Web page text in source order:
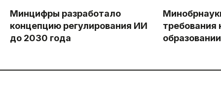
Минцифры разработало
концепцию регулирования ИИ
до 2030 года
требования
образовании